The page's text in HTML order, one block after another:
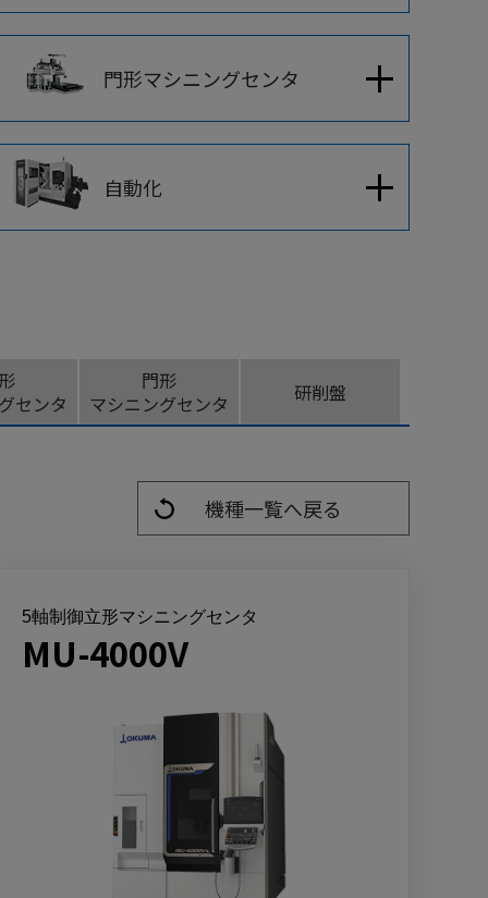
建設機械産業
金型産業
門形マシニングセンタ
自動化
センタ
門形
マシニングセンタ
研削盤
機種一覧へ戻る
5軸制御立形マシニングセンタ
MU-4000V